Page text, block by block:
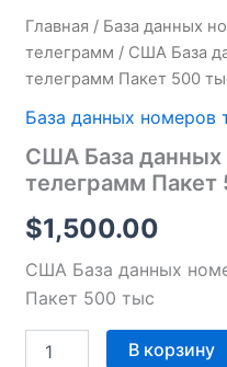
Главная / База данных
телеграмм / США База
телеграмм Пакет 500
База данных номеров
США База данных
телеграмм Пакет
$1,500.00
США База данных
Пакет 500 тыс
Количество
База
данных
номеров
телеграмм
Пакет
тыс
В корзину